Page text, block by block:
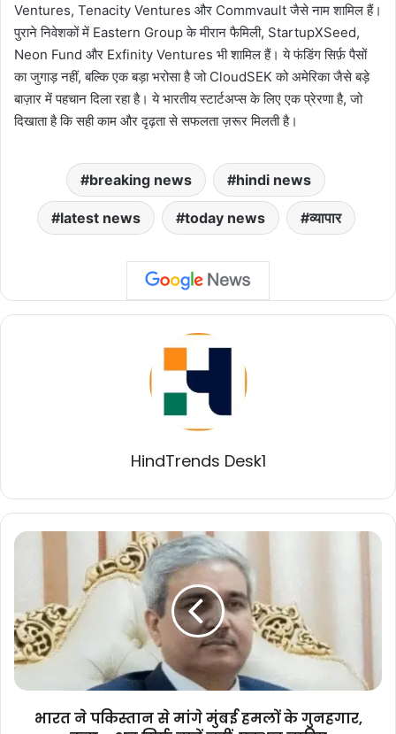
Ventures, Tenacity Ventures और Commvault जैसे नाम शामिल हैं।
पुराने निवेशकों में Eastern Group के मीरान फैमिली, StartupXSeed,
Neon Fund और Exfinity Ventures भी शामिल हैं। ये फंडिंग सिर्फ़ पैसों
का जुगाड़ नहीं, बल्कि एक बड़ा भरोसा है जो CloudSEK को अमेरिका जैसे बड़े
बाज़ार में पहचान दिला रहा है। ये भारतीय स्टार्टअप्स के लिए एक प्रेरणा है, जो
दिखाता है कि सही काम और दृढ़ता से सफलता ज़रूर मिलती है।
breaking news hindi news
latest news today news व्यापार
HindTrends Desk1
भारत
मांगे
मुंबई
हमलों
के
गुनहगार,
भारत ने पकिस्तान से मांगे मुंबई हमलों के गुनहगार,